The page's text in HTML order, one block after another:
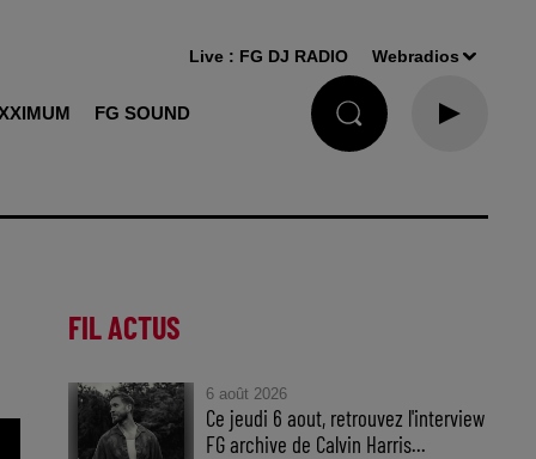
FG SOUND
Live : FG DJ RADIO Webradios
FIL ACTUS
6 août 2026
Ce jeudi 6 aout, retrouvez l'interview
FG archive de Calvin Harris...